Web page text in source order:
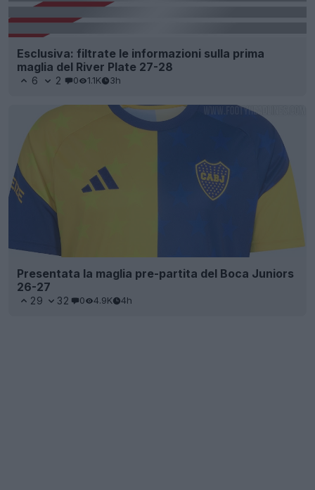
Esclusiva: filtrate le informazioni sulla prima
maglia del River Plate 27-28
6 2 0 1.1K 3h
Presentata la maglia pre-partita del Boca Juniors
26-27
29 32 0 4.9K 4h